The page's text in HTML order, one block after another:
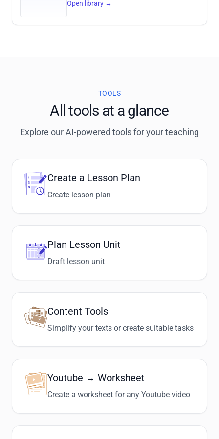
Einfluss von Reifendruck und Gewicht.
Open library →
TOOLS
All tools at a glance
Explore our AI-powered tools for your teaching
Create a Lesson Plan
Create lesson plan
Plan Lesson Unit
Draft lesson unit
Content Tools
Simplify your texts or create suitable tasks
Youtube → Worksheet
Create a worksheet for any Youtube video